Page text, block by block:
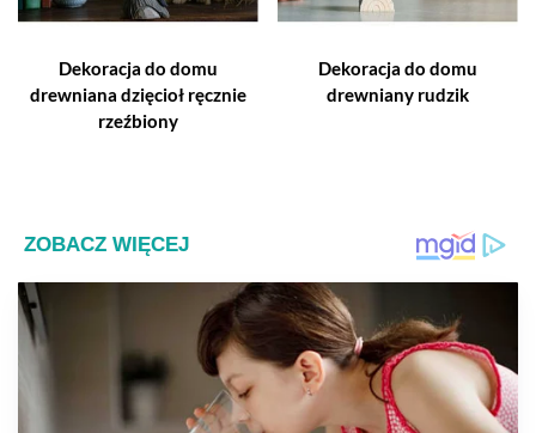
Dekoracja do domu
drewniana dzięcioł ręcznie
rzeźbiony
Dekoracja do domu
drewniany rudzik